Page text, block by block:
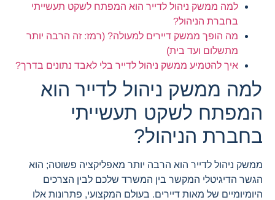
למה ממשק ניהול לדייר הוא המפתח לשקט תעשייתי
בחברת הניהול?
מה הופך ממשק דיירים למעולה? (רמז: זה הרבה יותר
מתשלום ועד בית)
איך להטמיע ממשק ניהול לדייר בלי לאבד נתונים בדרך?
למה ממשק ניהול לדייר הוא
המפתח לשקט תעשייתי
בחברת הניהול?
ממשק ניהול לדייר הוא הרבה יותר מאפליקציה פשוטה; הוא
הגשר הדיגיטלי המקשר בין המשרד שלכם לבין הצרכים
היומיומיים של מאות דיירים. בעולם המקצועי, פתרונות אלו